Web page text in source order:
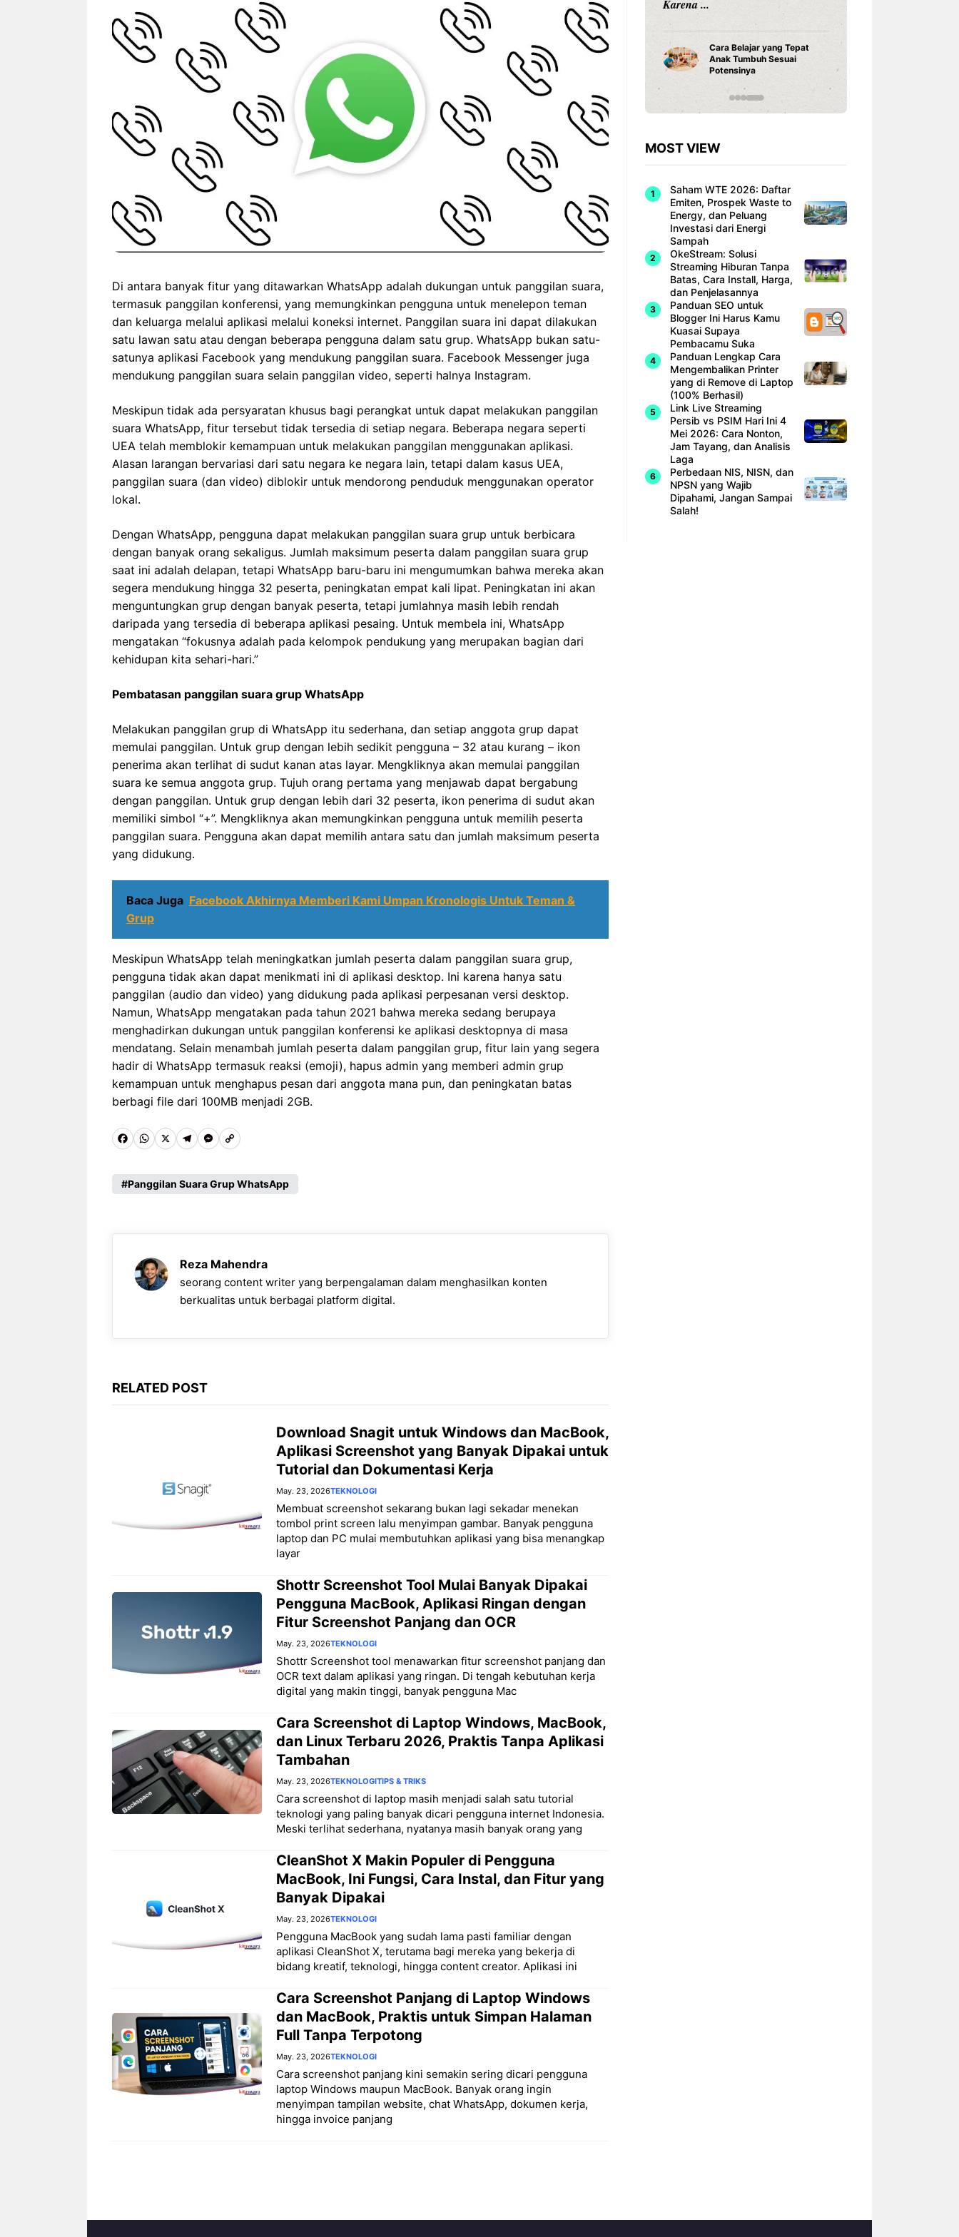
Di antara banyak fitur yang ditawarkan WhatsApp adalah dukungan untuk panggilan suara,
termasuk panggilan konferensi, yang memungkinkan pengguna untuk menelepon teman
dan keluarga melalui aplikasi melalui koneksi internet. Panggilan suara ini dapat dilakukan
satu lawan satu atau dengan beberapa pengguna dalam satu grup. WhatsApp bukan satu-
satunya aplikasi Facebook yang mendukung panggilan suara. Facebook Messenger juga
mendukung panggilan suara selain panggilan video, seperti halnya Instagram.
Meskipun tidak ada persyaratan khusus bagi perangkat untuk dapat melakukan panggilan
suara WhatsApp, fitur tersebut tidak tersedia di setiap negara. Beberapa negara seperti
UEA telah memblokir kemampuan untuk melakukan panggilan menggunakan aplikasi.
Alasan larangan bervariasi dari satu negara ke negara lain, tetapi dalam kasus UEA,
panggilan suara (dan video) diblokir untuk mendorong penduduk menggunakan operator
lokal.
Dengan WhatsApp, pengguna dapat melakukan panggilan suara grup untuk berbicara
dengan banyak orang sekaligus. Jumlah maksimum peserta dalam panggilan suara grup
saat ini adalah delapan, tetapi WhatsApp baru-baru ini mengumumkan bahwa mereka akan
segera mendukung hingga 32 peserta, peningkatan empat kali lipat. Peningkatan ini akan
menguntungkan grup dengan banyak peserta, tetapi jumlahnya masih lebih rendah
daripada yang tersedia di beberapa aplikasi pesaing. Untuk membela ini, WhatsApp
mengatakan “fokusnya adalah pada kelompok pendukung yang merupakan bagian dari
kehidupan kita sehari-hari.”
Pembatasan panggilan suara grup WhatsApp
Melakukan panggilan grup di WhatsApp itu sederhana, dan setiap anggota grup dapat
memulai panggilan. Untuk grup dengan lebih sedikit pengguna – 32 atau kurang – ikon
penerima akan terlihat di sudut kanan atas layar. Mengkliknya akan memulai panggilan
suara ke semua anggota grup. Tujuh orang pertama yang menjawab dapat bergabung
dengan panggilan. Untuk grup dengan lebih dari 32 peserta, ikon penerima di sudut akan
memiliki simbol “+”. Mengkliknya akan memungkinkan pengguna untuk memilih peserta
panggilan suara. Pengguna akan dapat memilih antara satu dan jumlah maksimum peserta
yang didukung.
Baca Juga Facebook Akhirnya Memberi Kami Umpan Kronologis Untuk Teman &
Grup
Meskipun WhatsApp telah meningkatkan jumlah peserta dalam panggilan suara grup,
pengguna tidak akan dapat menikmati ini di aplikasi desktop. Ini karena hanya satu
panggilan (audio dan video) yang didukung pada aplikasi perpesanan versi desktop.
Namun, WhatsApp mengatakan pada tahun 2021 bahwa mereka sedang berupaya
menghadirkan dukungan untuk panggilan konferensi ke aplikasi desktopnya di masa
mendatang. Selain menambah jumlah peserta dalam panggilan grup, fitur lain yang segera
hadir di WhatsApp termasuk reaksi (emoji), hapus admin yang memberi admin grup
kemampuan untuk menghapus pesan dari anggota mana pun, dan peningkatan batas
berbagi file dari 100MB menjadi 2GB.
F
c
b
W
a
s
A
p
X T
l
g
r
a
m
M
s
e
n
g
e
C
p
L
i
n
k
Panggilan Suara Grup WhatsApp
Reza Mahendra
seorang content writer yang berpengalaman dalam menghasilkan konten
berkualitas untuk berbagai platform digital.
RELATED POST
Download Snagit untuk Windows dan MacBook,
Aplikasi Screenshot yang Banyak Dipakai untuk
Tutorial dan Dokumentasi Kerja
May. 23, 2026TEKNOLOGI
Membuat screenshot sekarang bukan lagi sekadar menekan
tombol print screen lalu menyimpan gambar. Banyak pengguna
laptop dan PC mulai membutuhkan aplikasi yang bisa menangkap
layar
Shottr Screenshot Tool Mulai Banyak Dipakai
Pengguna MacBook, Aplikasi Ringan dengan
Fitur Screenshot Panjang dan OCR
May. 23, 2026TEKNOLOGI
Shottr Screenshot tool menawarkan fitur screenshot panjang dan
OCR text dalam aplikasi yang ringan. Di tengah kebutuhan kerja
digital yang makin tinggi, banyak pengguna Mac
Cara Screenshot di Laptop Windows, MacBook,
dan Linux Terbaru 2026, Praktis Tanpa Aplikasi
Tambahan
May. 23, 2026TEKNOLOGITIPS & TRIKS
Cara screenshot di laptop masih menjadi salah satu tutorial
teknologi yang paling banyak dicari pengguna internet Indonesia.
Meski terlihat sederhana, nyatanya masih banyak orang yang
CleanShot X Makin Populer di Pengguna
MacBook, Ini Fungsi, Cara Instal, dan Fitur yang
Banyak Dipakai
May. 23, 2026TEKNOLOGI
Pengguna MacBook yang sudah lama pasti familiar dengan
aplikasi CleanShot X, terutama bagi mereka yang bekerja di
bidang kreatif, teknologi, hingga content creator. Aplikasi ini
Cara Screenshot Panjang di Laptop Windows
dan MacBook, Praktis untuk Simpan Halaman
Full Tanpa Terpotong
May. 23, 2026TEKNOLOGI
Cara screenshot panjang kini semakin sering dicari pengguna
laptop Windows maupun MacBook. Banyak orang ingin
menyimpan tampilan website, chat WhatsApp, dokumen kerja,
hingga invoice panjang
Teh Serai Pagi Hari
Karena ...
Cara Belajar yang Tepat
Anak Tumbuh Sesuai
Potensinya
Rekor Indonesia vs
Singapura: Garuda Lebih
Dominan Jelang ASEAN
Hyundai Cup 2026
MOST VIEW
Saham WTE 2026: Daftar
Emiten, Prospek Waste to
Energy, dan Peluang
Investasi dari Energi
Sampah
OkeStream: Solusi
Streaming Hiburan Tanpa
Batas, Cara Install, Harga,
dan Penjelasannya
Panduan SEO untuk
Blogger Ini Harus Kamu
Kuasai Supaya
Pembacamu Suka
Panduan Lengkap Cara
Mengembalikan Printer
yang di Remove di Laptop
(100% Berhasil)
Link Live Streaming
Persib vs PSIM Hari Ini 4
Mei 2026: Cara Nonton,
Jam Tayang, dan Analisis
Laga
Perbedaan NIS, NISN, dan
NPSN yang Wajib
Dipahami, Jangan Sampai
Salah!